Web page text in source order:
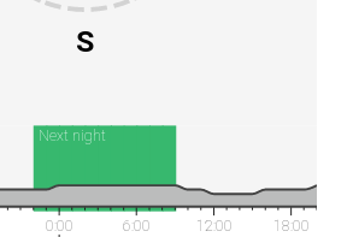
S
Next night
0:00 6:00
12:00
18:00